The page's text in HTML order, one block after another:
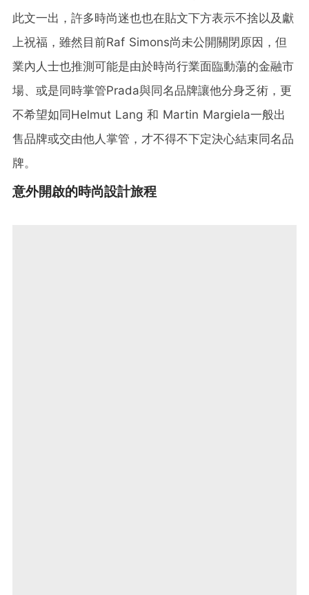
此文一出，許多時尚迷也也在貼文下方表示不捨以及獻
上祝福，雖然目前Raf Simons尚未公開關閉原因，但
業內人士也推測可能是由於時尚行業面臨動蕩的金融市
場、或是同時掌管Prada與同名品牌讓他分身乏術，更
不希望如同Helmut Lang 和 Martin Margiela一般出
售品牌或交由他人掌管，才不得不下定決心結束同名品
牌。
意外開啟的時尚設計旅程